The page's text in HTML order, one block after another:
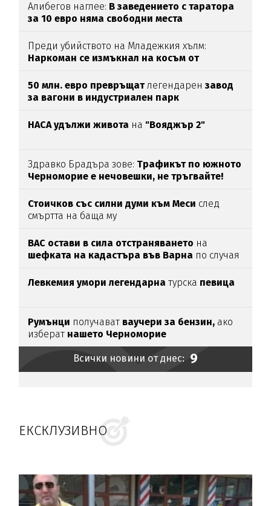
Алибегов наглее: В заведението с таратора
за 10 евро няма свободни места
Преди убийството на Младежкия хълм:
Наркоман се измъкнал на косъм от
50 млн. евро превръщатлегендарензавод
за вагони в индустриален парк
НАСА удължи живота на "Вояджър 2"
Здравко Брадъра зове: Трафикът по южното
Черноморие е нечовешки, не тръгвайте!
Стоичков със силни думи към Меси след
смъртта на баща му
ВАС остави в сила отстраняването на
шефката на кадастъра във Варна по случая
Левкемия умори легендарна турска певица
Румънци получават ваучери за бензин, ако
изберат нашето Черноморие
Всички новини от днес: 9
ЕКСКЛУЗИВНО